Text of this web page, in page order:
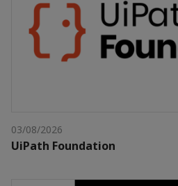
03/08/2026
UiPath Foundation